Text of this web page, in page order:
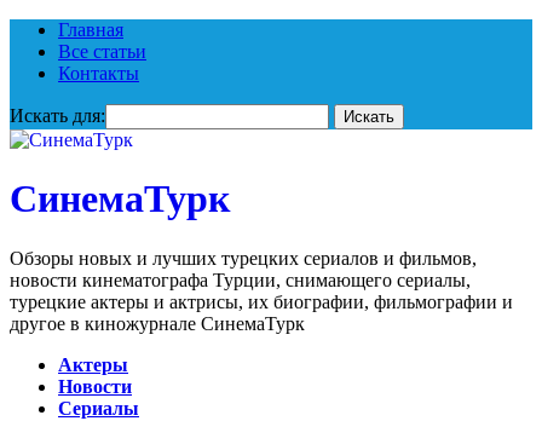
Главная
Все статьи
Контакты
Искать для:
СинемаТурк
Обзоры новых и лучших турецких сериалов и фильмов,
новости кинематографа Турции, снимающего сериалы,
турецкие актеры и актрисы, их биографии, фильмографии и
другое в киножурнале СинемаТурк
Актеры
Новости
Сериалы